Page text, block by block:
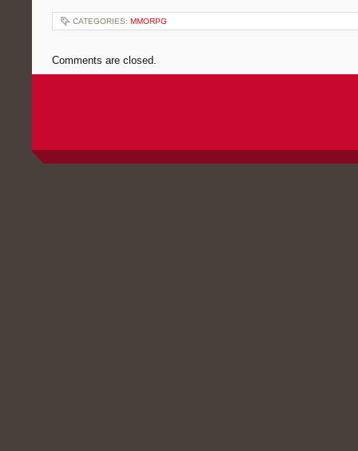
CATEGORIES: MMORPG
Comments are closed.